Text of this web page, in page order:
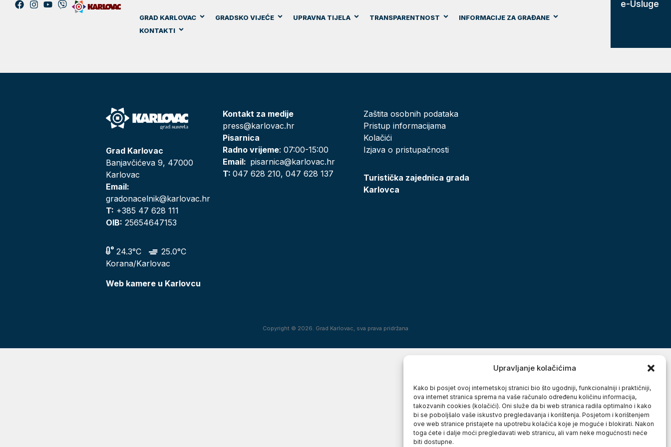
Upravljanje kolačićima
Kako bi posjet ovoj internetskoj stranici bio što ugodniji, funkcionalniji i praktičniji,
ova internet stranica sprema na vaše računalo određenu količinu informacija,
takozvanih cookies (kolačići). Oni služe da bi web stranica radila optimalno i kako
bi se poboljšalo vaše iskustvo pregledavanja i korištenja. Posjetom i korištenjem
ove web stranice pristajete na upotrebu kolačića koje je moguće i blokirati. Nakon
toga ćete i dalje moći pregledavati web stranicu, ali vam neke mogućnosti neće
biti dostupne.
GRAD KARLOVAC GRADSKO VIJEĆE UPRAVNA TIJELA TRANSPARENTNOST
INFORMACIJE ZA GRAĐANE
KONTAKTI
e-Usluge
Grad Karlovac
Banjavčićeva 9, 47000
Karlovac
Email:
gradonacelnik@karlovac.hr
T: +385 47 628 111
OIB: 25654647153
24.3°C
25.0°C
Korana/Karlovac
Web kamere u Karlovcu
Kontakt za medije
press@karlovac.hr
Pisarnica
Radno vrijeme: 07:00-15:00
Email: pisarnica@karlovac.hr
T:047 628 210, 047 628 137
Zaštita osobnih podataka
Pristup informacijama
Kolačići
Izjava o pristupačnosti
Turistička zajednica grada
Karlovca
Copyright © 2026. Grad Karlovac, sva prava pridržana